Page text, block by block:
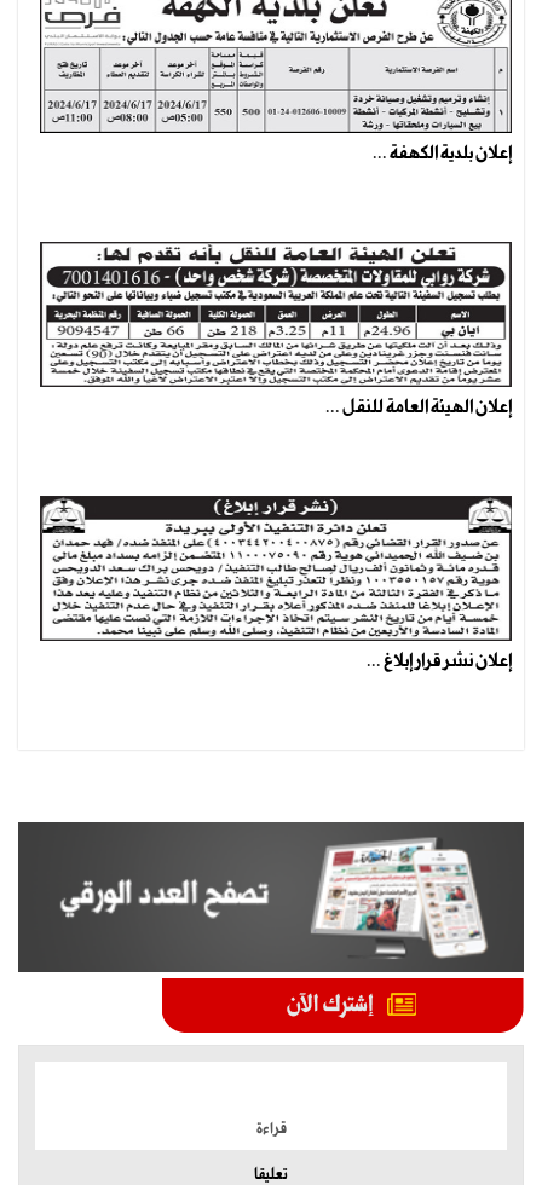
إعلان بلدية الكهفة ...
إعلان الهيئة العامة للنقل ...
إعلان نشر قرار إبلاغ ...
قراءة
تعليقا